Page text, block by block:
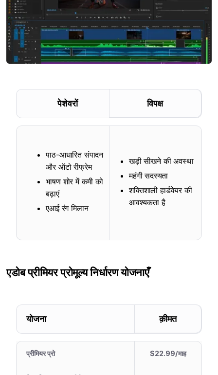
पेशेवरों विपक्ष
पाठ-आधारित संपादन
और ऑटो रीफ्रेम
भाषण शोर में कमी को
बढ़ाएं
एआई रंग मिलान
खड़ी सीखने की अवस्था
महंगी सदस्यता
शक्तिशाली हार्डवेयर की
आवश्यकता है
एडोब प्रीमियर प्रोमूल्य निर्धारण योजनाएँ
योजना क़ीमत
प्रीमियर प्रो $22.99/माह